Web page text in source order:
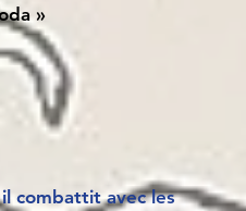
»
combattit avec les